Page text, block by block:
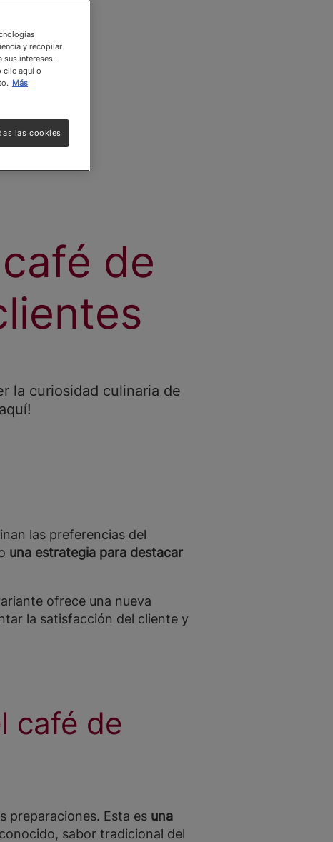
de
la curiosidad culinaria de
las preferencias del
una estrategia para destacar
ofrece una nueva
la satisfacción del cliente y
café de
preparaciones. Esta es una
sabor tradicional del
y recopilar
sus intereses.
clic aquí o
Más
las cookies